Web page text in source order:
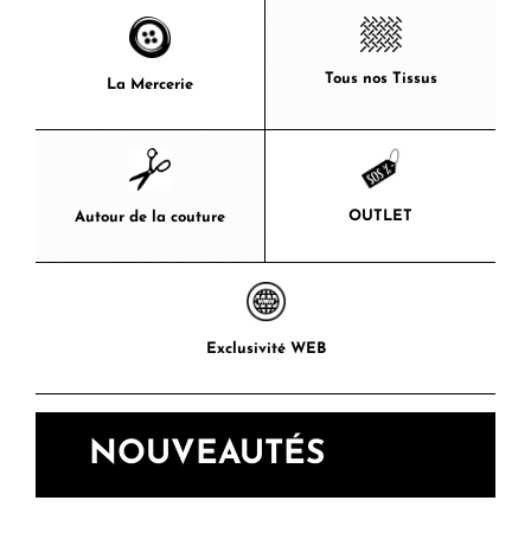
La Mercerie Tous nos Tissus
Autour de la couture OUTLET
Exclusivité WEB
NOUVEAUTÉS